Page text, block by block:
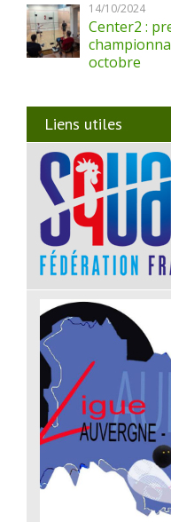
14/10/2024
Center2 :
octobre
Liens utiles